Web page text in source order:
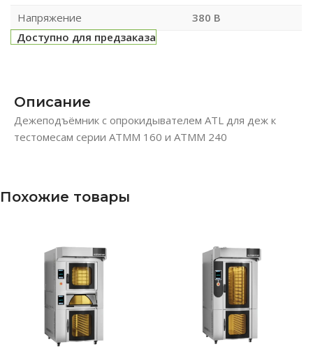
Напряжение
380 В
Доступно для предзаказа
Описание
Дежеподъёмник с опрокидывателем ATL для деж к
тестомесам серии АТММ 160 и ATMM 240
Похожие товары